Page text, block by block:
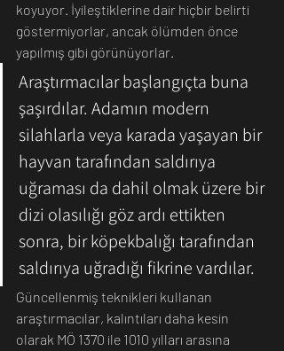
koyuyor. İyileştiklerine dair hiçbir belirti
göstermiyorlar, ancak ölümden önce
yapılmış gibi görünüyorlar.
Araştırmacılar başlangıçta buna
şaşırdılar. Adamın modern
silahlarla veya karada yaşayan bir
hayvan tarafından saldırıya
uğraması da dahil olmak üzere bir
dizi olasılığı göz ardı ettikten
sonra, bir köpekbalığı tarafından
saldırıya uğradığı fikrine vardılar.
Güncellenmiş teknikleri kullanan
araştırmacılar, kalıntıları daha kesin
olarak MÖ 1370 ile 1010 yılları arasına